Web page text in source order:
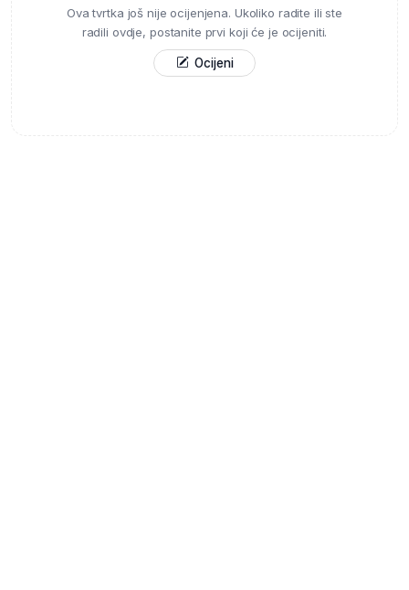
Ova tvrtka još nije ocijenjena. Ukoliko radite ili ste
radili ovdje, postanite prvi koji će je ocijeniti.
Ocijeni